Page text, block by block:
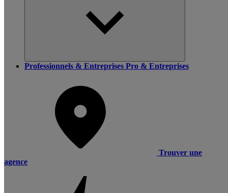
Professionnels & Entreprises Pro & Entreprises
Trouver une
agence